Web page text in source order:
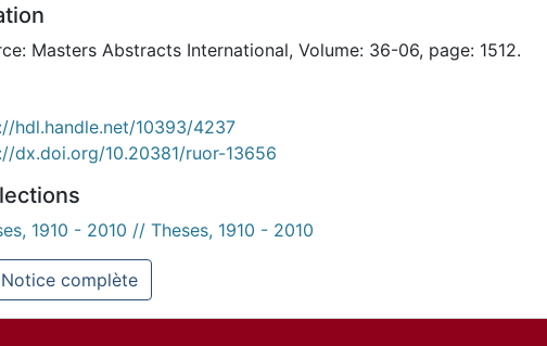
Masters Abstracts International, Volume: 36-06, page: 1512.
hdl.handle.net/10393/4237
dx.doi.org/10.20381/ruor-13656
1910 - 2010 // Theses, 1910 - 2010
Notice complète